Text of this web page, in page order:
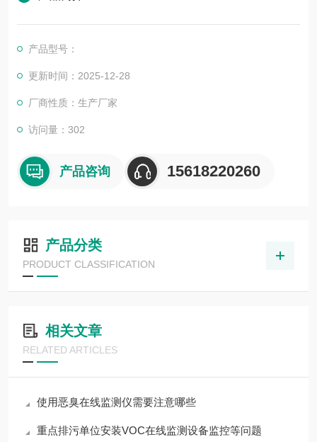
产品型号：
更新时间：2025-12-28
厂商性质：生产厂家
访问量：302
产品咨询 15618220260
产品分类
PRODUCT CLASSIFICATION
相关文章
RELATED ARTICLES
使用恶臭在线监测仪需要注意哪些
重点排污单位安装VOC在线监测设备监控等问题